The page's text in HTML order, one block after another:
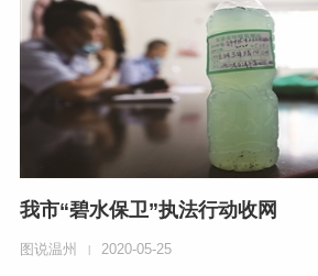
我市“碧水保卫”执法行动收网
图说温州 2020-05-25